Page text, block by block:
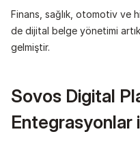
Finans, sağlık, otomotiv ve
de dijital belge yönetimi
gelmiştir.
Sovos Digital
Entegrasyonlar